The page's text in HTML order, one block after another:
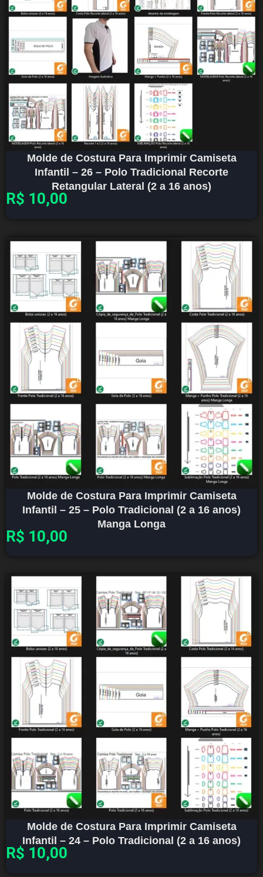
Molde de Costura Para Imprimir Camiseta
Infantil – 26 – Polo Tradicional Recorte
Retangular Lateral (2 a 16 anos)
R$ 10,00
Molde de Costura Para Imprimir Camiseta
Infantil – 25 – Polo Tradicional (2 a 16 anos)
Manga Longa
R$ 10,00
Molde de Costura Para Imprimir Camiseta
Infantil – 24 – Polo Tradicional (2 a 16 anos)
R$ 10,00